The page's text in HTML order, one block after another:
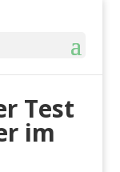
Test
im